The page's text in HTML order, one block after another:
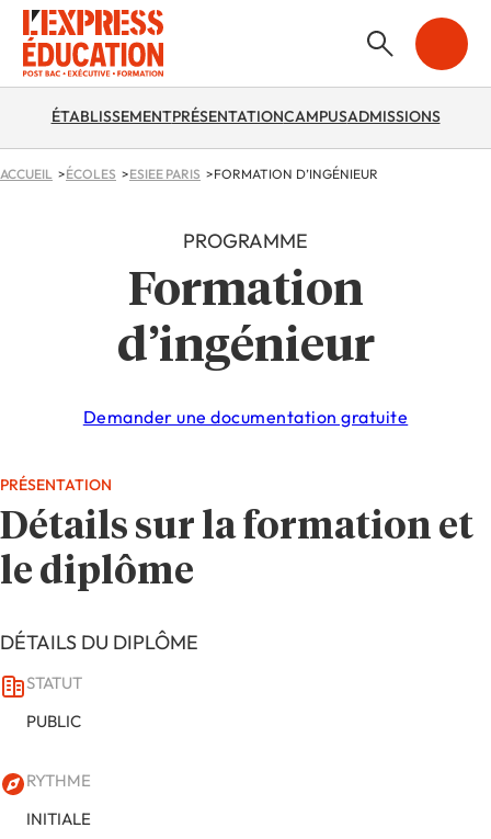
ÉTABLISSEMENTPRÉSENTATIONCAMPUSADMISSIONS
ACCUEIL ÉCOLES ESIEE PARIS FORMATION D’INGÉNIEUR
PROGRAMME
Formation
d’ingénieur
Demander une documentation gratuite
PRÉSENTATION
Détails sur la formation et
le diplôme
DÉTAILS DU DIPLÔME
STATUT
PUBLIC
RYTHME
INITIALE